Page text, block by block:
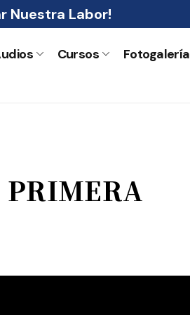
Nuestra Labor!
Cursos Fotogalería